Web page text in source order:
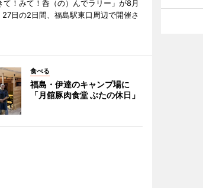
て！みて！呑（の）んでラリー」が8月
27日の2日間、福島駅東口周辺で開催さ
食べる
福島・伊達のキャンプ場に
「月舘豚肉食堂 ぶたの休日」